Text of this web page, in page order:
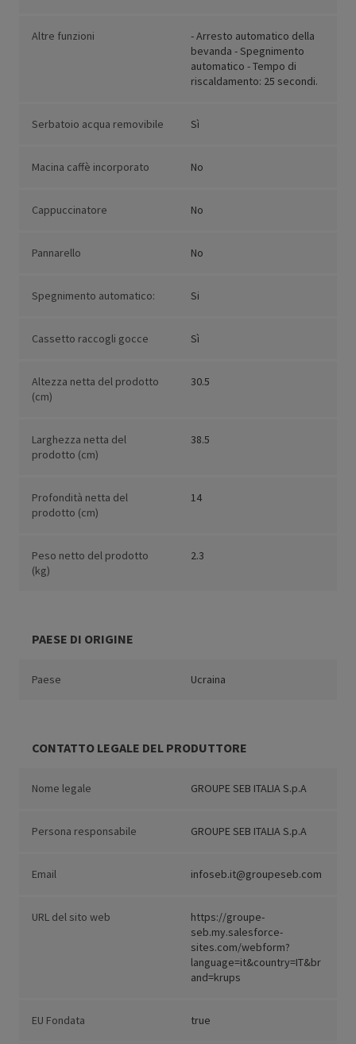
Altre funzioni
- Arresto automatico della
bevanda - Spegnimento
automatico - Tempo di
riscaldamento: 25 secondi.
Serbatoio acqua removibile Sì
Macina caffè incorporato No
Cappuccinatore No
Pannarello No
Spegnimento automatico: Si
Cassetto raccogli gocce Sì
Altezza netta del prodotto
(cm)
30.5
Larghezza netta del
prodotto (cm)
38.5
Profondità netta del
prodotto (cm)
14
Peso netto del prodotto
(kg)
2.3
PAESE DI ORIGINE
Paese Ucraina
CONTATTO LEGALE DEL PRODUTTORE
Nome legale GROUPE SEB ITALIA S.p.A
Persona responsabile GROUPE SEB ITALIA S.p.A
Email infoseb.it@groupeseb.com
URL del sito web
https://groupe-
seb.my.salesforce-
sites.com/webform?
language=it&country=IT&br
and=krups
EU Fondata true